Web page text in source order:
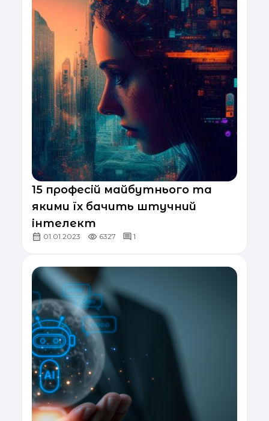
15 професій майбутнього та
якими їх бачить штучний
інтелект
01.01.2023 6327 1